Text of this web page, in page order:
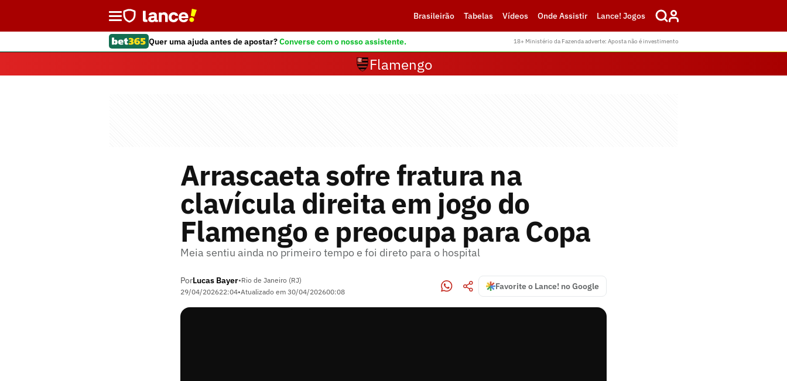
Brasileirão Tabelas Vídeos Onde Assistir Lance! Jogos
Quer uma ajuda antes de apostar?Converse com o nosso assistente. 18+ Ministério da Fazenda adverte: Aposta não é investimento
Flamengo
Arrascaeta sofre fratura na
clavícula direita em jogo do
Flamengo e preocupa para Copa
Meia sentiu ainda no primeiro tempo e foi direto para o hospital
PorLucas Bayer•Rio de Janeiro (RJ)
29/04/202622:04•Atualizado em 30/04/202600:08
Favorite o Lance! no Google